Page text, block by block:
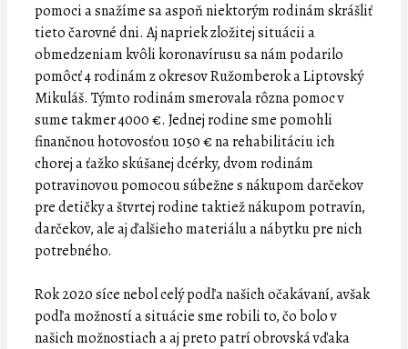
pomoci a snažíme sa aspoň niektorým rodinám skrášliť
tieto čarovné dni. Aj napriek zložitej situácii a
obmedzeniam kvôli koronavírusu sa nám podarilo
pomôcť 4 rodinám z okresov Ružomberok a Liptovský
Mikuláš. Týmto rodinám smerovala rôzna pomoc v
sume takmer 4000 €. Jednej rodine sme pomohli
finančnou hotovosťou 1050 € na rehabilitáciu ich
chorej a ťažko skúšanej dcérky, dvom rodinám
potravinovou pomocou súbežne s nákupom darčekov
pre detičky a štvrtej rodine taktiež nákupom potravín,
darčekov, ale aj ďalšieho materiálu a nábytku pre nich
potrebného.
Rok 2020 síce nebol celý podľa našich očakávaní, avšak
podľa možností a situácie sme robili to, čo bolo v
našich možnostiach a aj preto patrí obrovská vďaka